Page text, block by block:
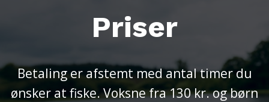
Priser
Betaling er afstemt med antal timer du
ønsker at fiske. Voksne fra 130 kr. og børn